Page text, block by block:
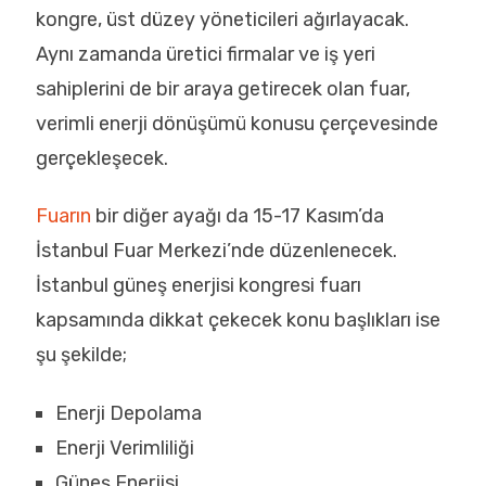
kongre, üst düzey yöneticileri ağırlayacak.
Aynı zamanda üretici firmalar ve iş yeri
sahiplerini de bir araya getirecek olan fuar,
verimli enerji dönüşümü konusu çerçevesinde
gerçekleşecek.
Fuarın bir diğer ayağı da 15-17 Kasım’da
İstanbul Fuar Merkezi’nde düzenlenecek.
İstanbul güneş enerjisi kongresi fuarı
kapsamında dikkat çekecek konu başlıkları ise
şu şekilde;
Enerji Depolama
Enerji Verimliliği